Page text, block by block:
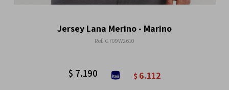
Jersey Lana Merino - Marino
G709W2610
$ 7.190 $ 6.112